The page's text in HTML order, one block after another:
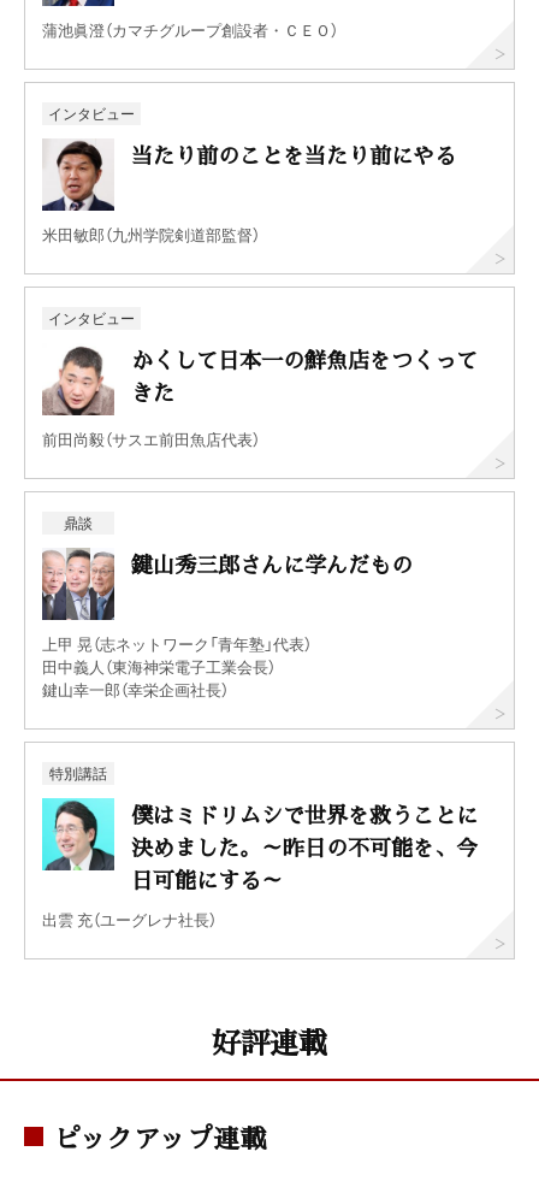
蒲池眞澄（カマチグループ創設者・ＣＥＯ）
インタビュー
当たり前のことを当たり前にやる
米田敏郎（九州学院剣道部監督）
インタビュー
かくして日本一の鮮魚店をつくって
きた
前田尚毅（サスエ前田魚店代表）
鼎談
鍵山秀三郎さんに学んだもの
上甲 晃（志ネットワーク「青年塾」代表）
田中義人（東海神栄電子工業会長）
鍵山幸一郎（幸栄企画社長）
特別講話
僕はミドリムシで世界を救うことに
決めました。～昨日の不可能を、今
日可能にする～
出雲 充（ユーグレナ社長）
好評連載
ピックアップ連載